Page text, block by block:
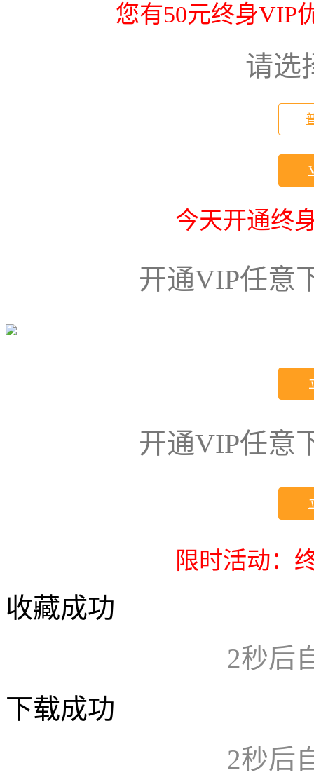
您有50元终身VIP
请选
今天开通终
开通VIP任意
开通VIP任意
限时活动：
收藏成功
2秒后
下载成功
2秒后